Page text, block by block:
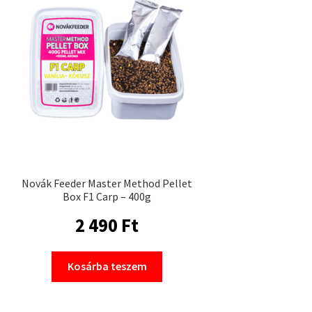
Novák Feeder Master Method Pellet
Box F1 Carp – 400g
2 490 Ft
Kosárba teszem